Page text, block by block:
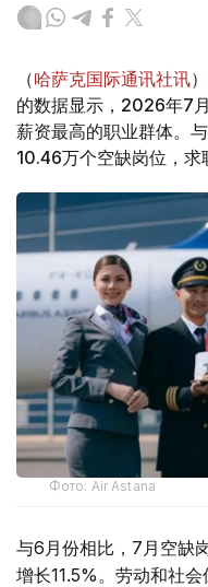
（哈萨克国际通讯社讯
的数据显示，2026年7
薪资最高的职业群体。
10.46万个空缺岗位，求
Фото: Air Astana
与6月份相比，7月空缺
增长11.5%。劳动和社